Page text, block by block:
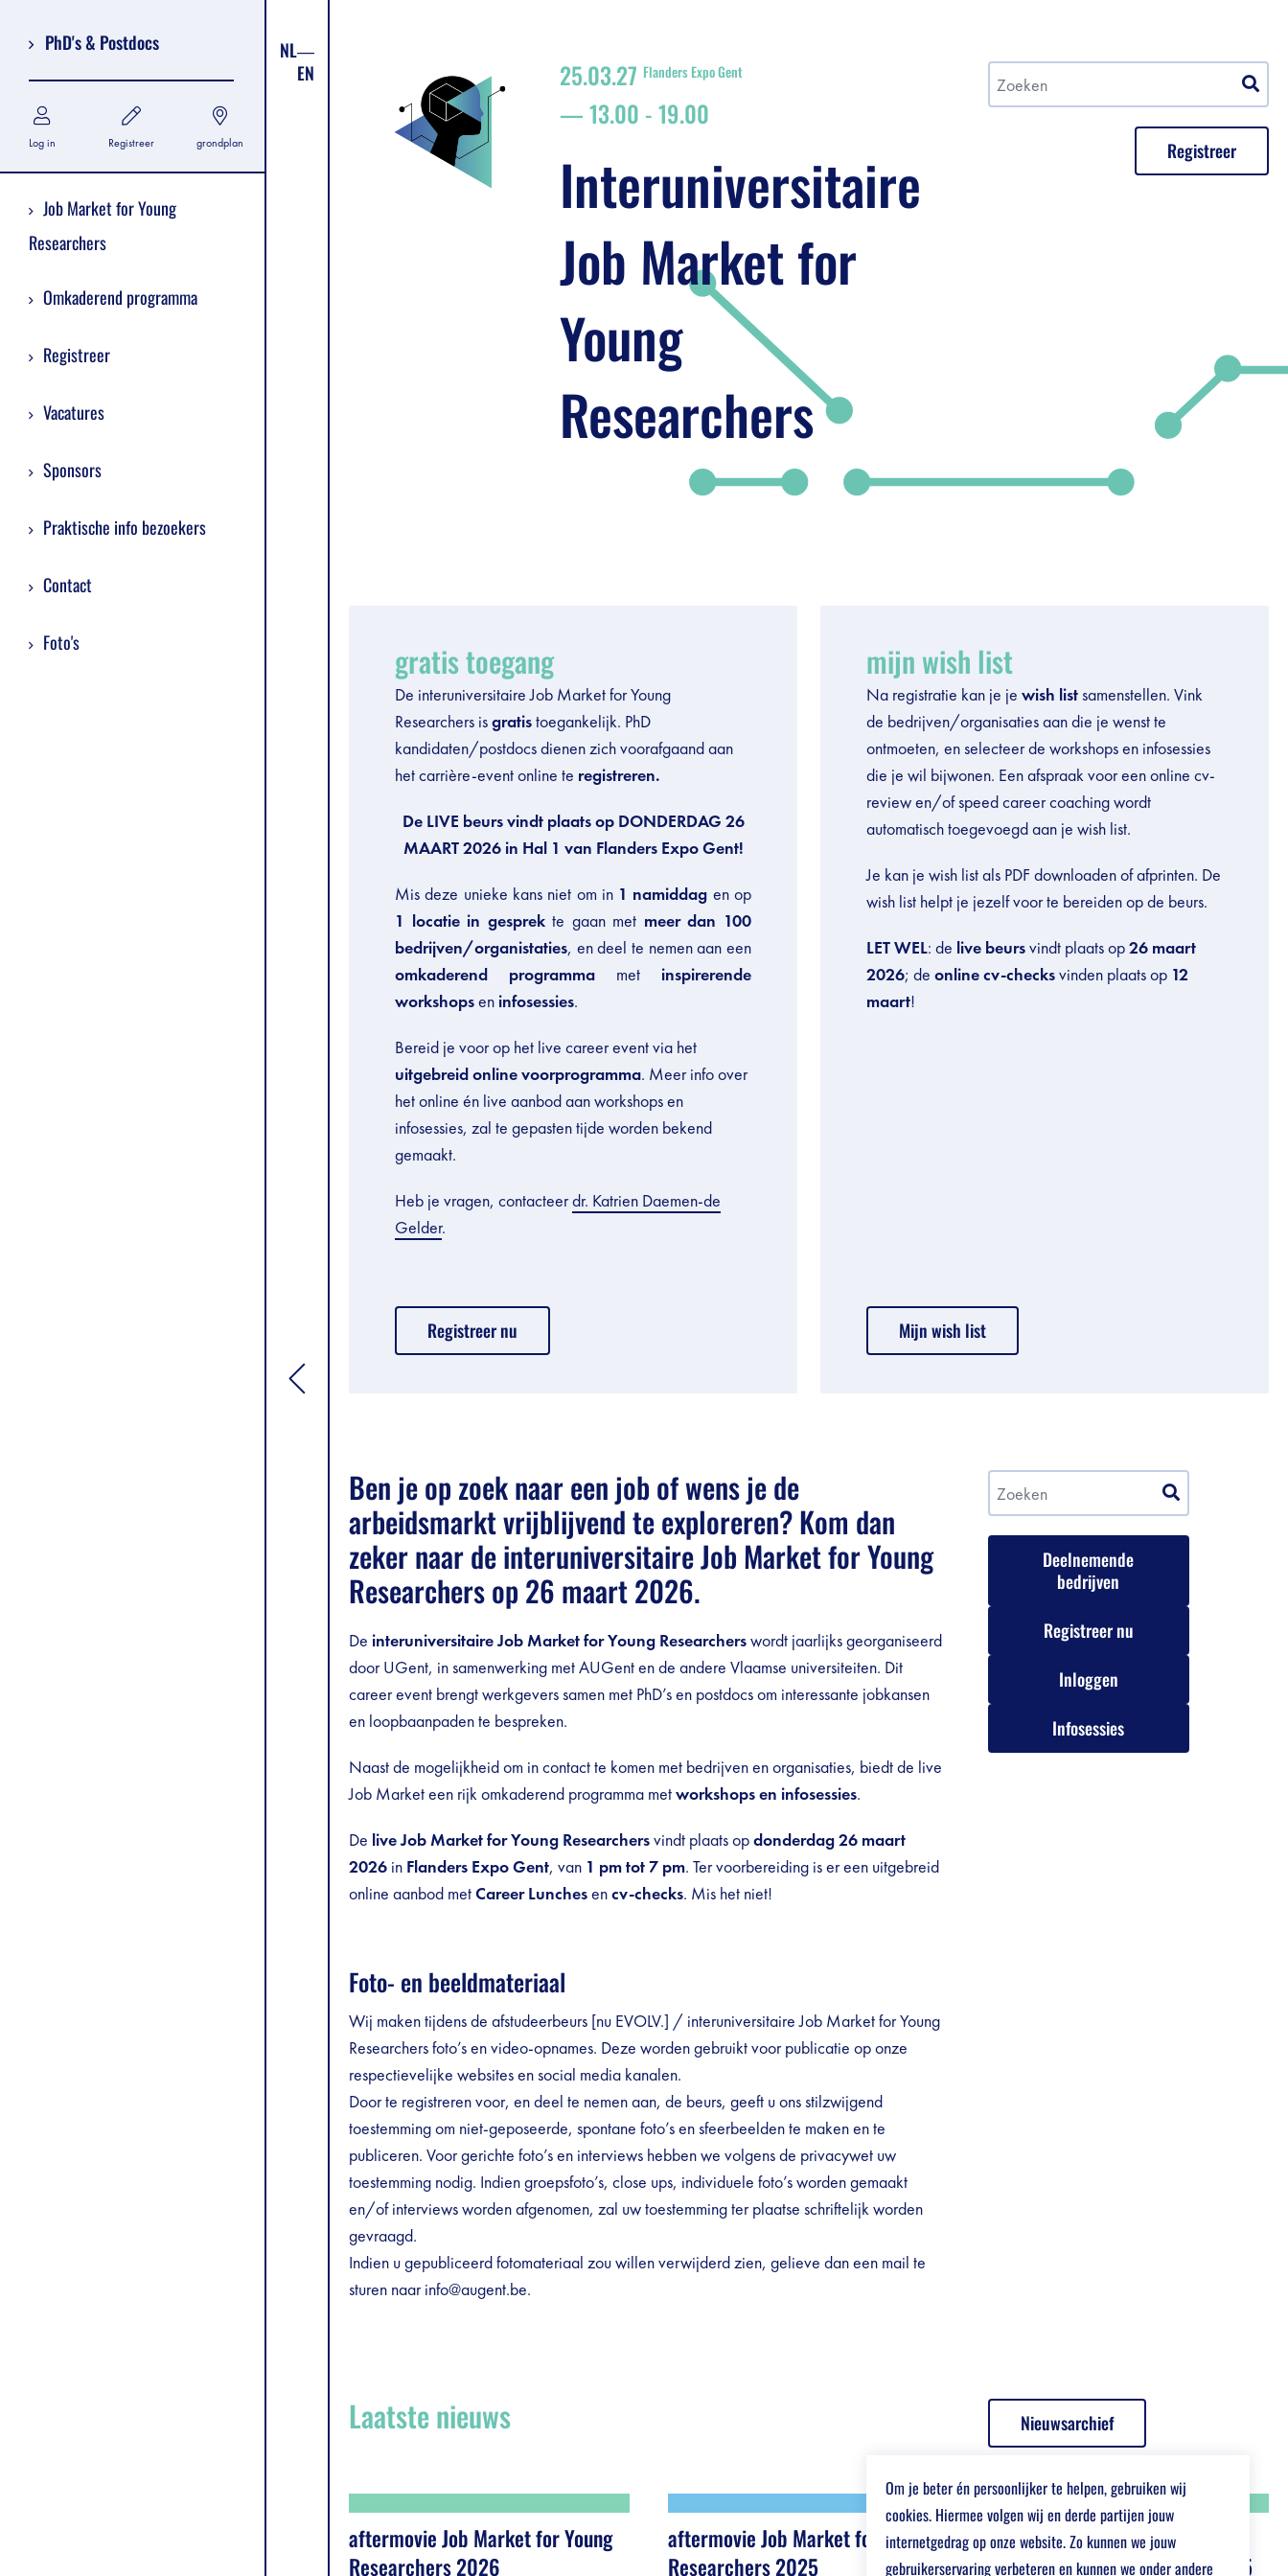
PhD's & Postdocs
Log in Registreer grondplan
Job Market for Young
Researchers
Omkaderend programma
Registreer
Vacatures
Sponsors
Praktische info bezoekers
Contact
Foto's
NL
EN
Registreer
25.03.27 Flanders Expo Gent
13.00 -19.00
Interuniversitaire
Job Market for
Young
Researchers
gratis toegang
De interuniversitaire Job Market for Young
Researchers isgratistoegankelijk. PhD
kandidaten/postdocs dienen zich voorafgaand aan
het carrière-event online te registreren.
De LIVE beurs vindt plaats op DONDERDAG 26
MAART 2026 in Hal 1 van Flanders Expo Gent!
Mis deze unieke kans niet om in 1 namiddag en op
1 locatie in gesprekte gaan met meer dan 100
bedrijven/organistaties, en deel te nemen aan een
omkaderend programma met inspirerende
workshopsen infosessies.
Bereid je voor op het live career event via het
uitgebreid online voorprogramma. Meer info over
het online én live aanbod aan workshops en
infosessies, zal te gepasten tijde worden bekend
gemaakt.
Heb je vragen, contacteerdr. Katrien Daemen-de
Gelder.
Registreer nu
mijn wish list
Na registratie kan je je wish listsamenstellen. Vink
de bedrijven/organisaties aan die je wenst te
ontmoeten, en selecteer de workshops en infosessies
die je wil bijwonen. Een afspraak voor een online cv-
review en/of speed career coaching wordt
automatisch toegevoegd aan je wish list.
Je kan je wish list als PDF downloaden of afprinten. De
wish list helpt je jezelf voor te bereiden op de beurs.
LET WEL: de live beursvindt plaats op26 maart
2026; de online cv-checksvinden plaats op 12
maart!
Mijn wish list
Ben je op zoek naar een job of wens je de
arbeidsmarkt vrijblijvend te exploreren? Kom dan
zeker naar deinteruniversitaireJob Market for Young
Researchersop 26 maart 2026.
De interuniversitaire Job Market for Young Researcherswordt jaarlijks georganiseerd
door UGent, in samenwerking met AUGent en de andere Vlaamse universiteiten. Dit
career event brengt werkgevers samen met PhD’s en postdocs om interessante jobkansen
en loopbaanpaden te bespreken.
Naast de mogelijkheid om in contact te komen met bedrijven en organisaties, biedt de live
Job Market een rijk omkaderend programma metworkshops en infosessies.
De live Job Market for Young Researchersvindt plaats opdonderdag 26 maart
2026 in Flanders Expo Gent, van 1 pm tot 7 pm. Ter voorbereiding is er een uitgebreid
online aanbod metCareer Lunchesencv-checks. Mis het niet!
Foto- en beeldmateriaal
Wij maken tijdens de afstudeerbeurs [nu EVOLV.] / interuniversitaire Job Market for Young
Researchers foto’s en video-opnames. Deze worden gebruikt voor publicatie op onze
respectievelijke websites en social media kanalen.
Door te registreren voor, en deel te nemen aan, de beurs, geeft u ons stilzwijgend
toestemming om niet-geposeerde, spontane foto’s en sfeerbeelden te maken en te
publiceren. Voor gerichte foto’s en interviews hebben we volgens de privacywet uw
toestemming nodig. Indien groepsfoto’s, close ups, individuele foto’s worden gemaakt
en/of interviews worden afgenomen, zal uw toestemming ter plaatse schriftelijk worden
gevraagd.
Indien u gepubliceerd fotomateriaal zou willen verwijderd zien, gelieve dan een mail te
sturen naar info@augent.be.
Deelnemende
bedrijven
Registreer nu
Inloggen
Infosessies
Laatste nieuws Nieuwsarchief
aftermovie Job Market for Young
Researchers 2026
aftermovie Job Market for Young
Researchers 2025
aftermovie afstudeerbeurs 2025
Om je beter én persoonlijker te helpen, gebruiken wij
cookies. Hiermee volgen wij en derde partijen jouw
internetgedrag op onze website. Zo kunnen we jouw
gebruikerservaring verbeteren en kunnen we onder andere